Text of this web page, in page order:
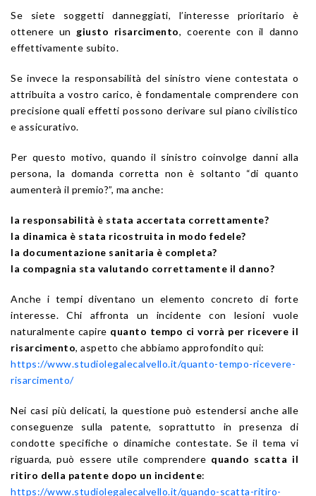
Se siete soggetti danneggiati, l’interesse prioritario è
ottenere un giusto risarcimento, coerente con il danno
effettivamente subito.
Se invece la responsabilità del sinistro viene contestata o
attribuita a vostro carico, è fondamentale comprendere con
precisione quali effetti possono derivare sul piano civilistico
e assicurativo.
Per questo motivo, quando il sinistro coinvolge danni alla
persona, la domanda corretta non è soltanto “di quanto
aumenterà il premio?”, ma anche:
la responsabilità è stata accertata correttamente?
la dinamica è stata ricostruita in modo fedele?
la documentazione sanitaria è completa?
la compagnia sta valutando correttamente il danno?
Anche i tempi diventano un elemento concreto di forte
interesse. Chi affronta un incidente con lesioni vuole
naturalmente capire quanto tempo ci vorrà per ricevere il
risarcimento, aspetto che abbiamo approfondito qui:
https://www.studiolegalecalvello.it/quanto-tempo-ricevere-
risarcimento/
Nei casi più delicati, la questione può estendersi anche alle
conseguenze sulla patente, soprattutto in presenza di
condotte specifiche o dinamiche contestate. Se il tema vi
riguarda, può essere utile comprendere quando scatta il
ritiro della patente dopo un incidente:
https://www.studiolegalecalvello.it/quando-scatta-ritiro-